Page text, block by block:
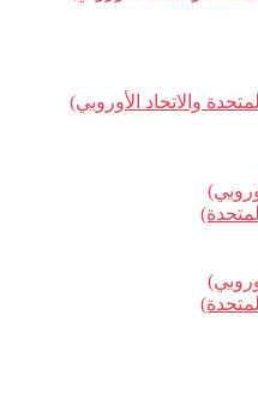
والاتحاد الأوروبي)